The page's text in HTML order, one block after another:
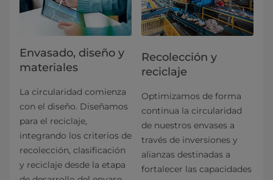
Envasado, diseño y
materiales
La circularidad comienza
con el diseño. Diseñamos
para el reciclaje,
integrando los criterios de
recolección, clasificación
y reciclaje desde la etapa
Recolección y
reciclaje
Optimizamos de forma
continua la circularidad
de nuestros envases a
través de inversiones y
alianzas destinadas a
fortalecer las capacidades